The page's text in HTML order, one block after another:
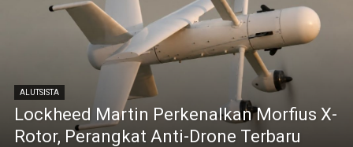
ALUTSISTA
Lockheed Martin Perkenalkan Morfius X-
Rotor, Perangkat Anti-Drone Terbaru